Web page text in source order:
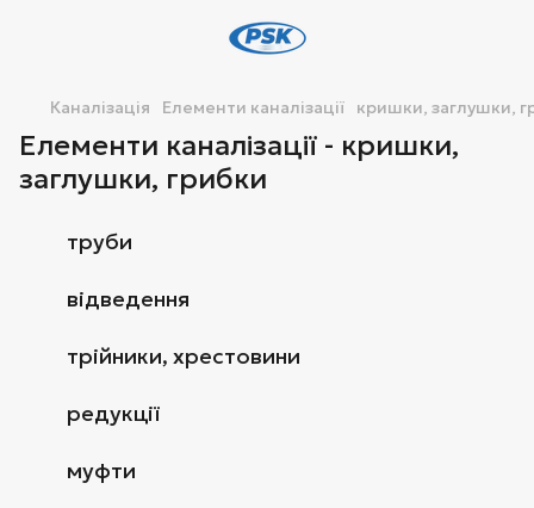
Каналізація Елементи каналізації кришки, заглушки,
Елементи каналізації - кришки,
заглушки, грибки
труби
відведення
трійники, хрестовини
редукції
муфти